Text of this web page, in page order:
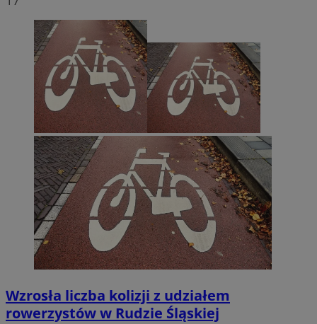
Wzrosła liczba kolizji z udziałem
rowerzystów w Rudzie Śląskiej